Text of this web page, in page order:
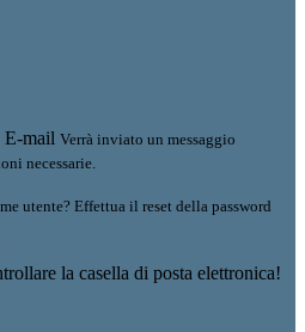
E-mail Verrà inviato un messaggio
necessarie.
utente? Effettua il reset della password
la casella di posta elettronica!